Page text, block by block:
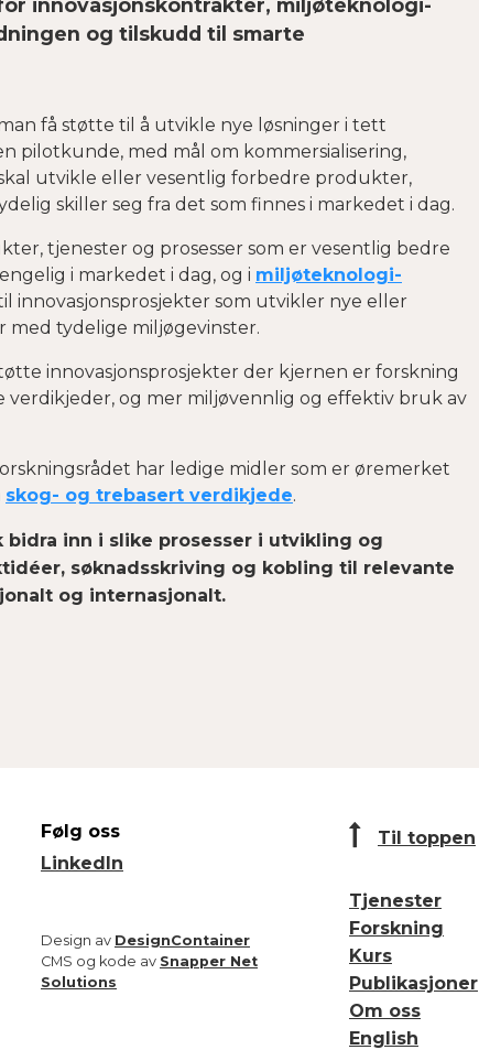
innovasjonskontrakter, miljø­teknologi­
og tilskudd til smarte
få støtte til å utvikle nye løsninger i tett
pilotkunde, med mål om kommersialisering,
utvikle eller vesentlig forbedre produkter,
skiller seg fra det som finnes i markedet i dag.
tjenester og prosesser som er vesentlig bedre
i markedet i dag, og i miljø­teknologi­
innovasjonsprosjekter som utvikler nye eller
tydelige miljøgevinster.
innovasjonsprosjekter der kjernen er forskning
verdikjeder, og mer miljøvennlig og effektiv bruk av
har ledige midler som er øremerket
skog- og trebasert verdikjede.
bidra inn i slike prosesser i utvikling og
søknads­skriving og kobling til relevante
og internasjonalt.
Følg oss
LinkedIn
Design av DesignContainer
CMS og kode av Snapper Net
Solutions
Til toppen
Tjenester
Forskning
Kurs
Publikasjoner
Om oss
English